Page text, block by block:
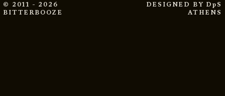
© 2011 - 2026
BITTERBOOZE
DESIGNED BY DpS
ATHENS